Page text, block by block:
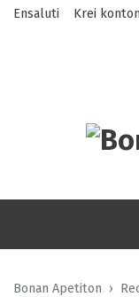
Ensaluti Krei konton
Bonan Apetiton